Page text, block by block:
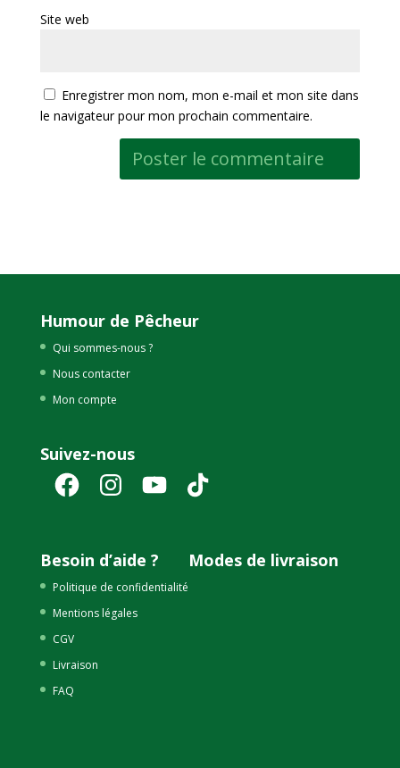
Site web
Enregistrer mon nom, mon e-mail et mon site dans
le navigateur pour mon prochain commentaire.
Humour de Pêcheur
Qui sommes-nous ?
Nous contacter
Mon compte
Suivez-nous
FacebookInstagramYouTube TikTok
Besoin d’aide ?
Politique de confidentialité
Mentions légales
CGV
Livraison
FAQ
Modes de livraison